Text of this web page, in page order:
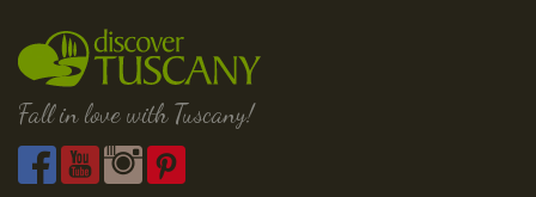
Fall in love with Tuscany!